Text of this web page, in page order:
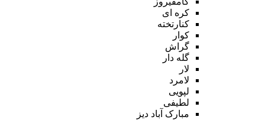
کره ای
کنارتخته
کوار
گراش
گله دار
لار
لامرد
لپویی
لطیفی
مبارک آباد دیز